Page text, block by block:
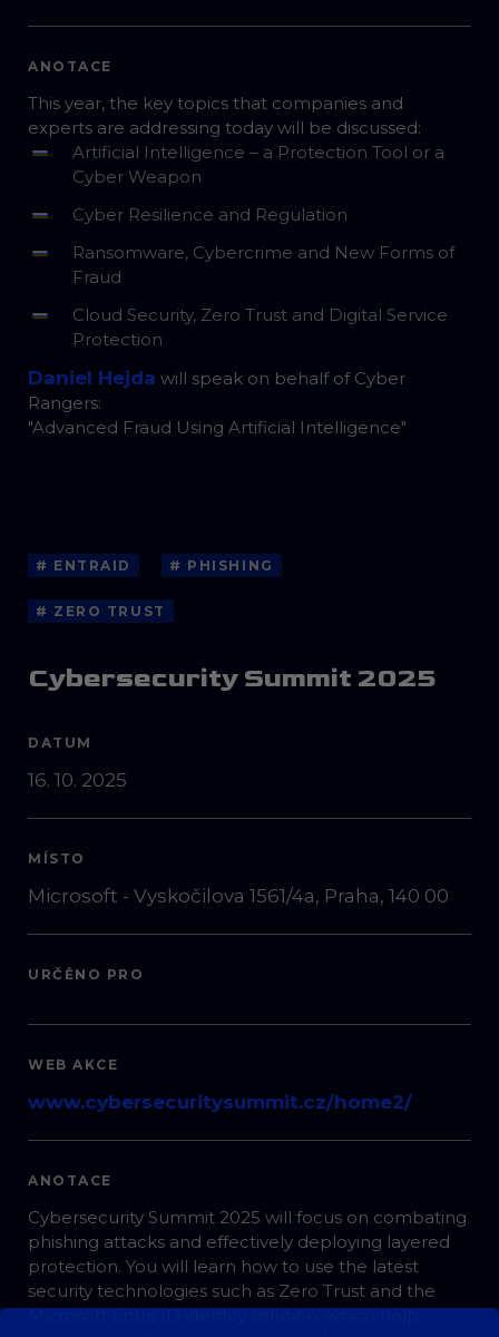
ANOTACE
This year, the key topics that companies and
experts are addressing today will be discussed:
Artificial Intelligence – a Protection Tool or a
Cyber Weapon
Cyber Resilience and Regulation
Ransomware, Cybercrime and New Forms of
Fraud
Cloud Security, Zero Trust and Digital Service
Protection
Daniel Hejda will speak on behalf of Cyber
Rangers:
"Advanced Fraud Using Artificial Intelligence"
# ENTRAID # PHISHING
# ZERO TRUST
Cybersecurity Summit 2025
DATUM
16. 10. 2025
MÍSTO
Microsoft - Vyskočilova 1561/4a, Praha, 140 00
URČĚNO PRO
WEB AKCE
www.cybersecuritysummit.cz/home2/
ANOTACE
Cybersecurity Summit 2025 will focus on combating
phishing attacks and effectively deploying layered
protection. You will learn how to use the latest
security technologies such as Zero Trust and the
Microsoft Entra ID identity solution, which help